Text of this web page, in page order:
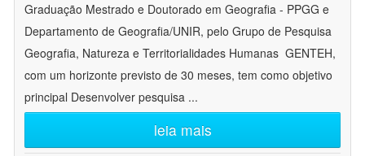
Graduação Mestrado e Doutorado em Geografia - PPGG e
Departamento de Geografia/UNIR, pelo Grupo de Pesquisa
Geografia, Natureza e Territorialidades Humanas  GENTEH,
com um horizonte previsto de 30 meses, tem como objetivo
principal Desenvolver pesquisa ...
leia mais